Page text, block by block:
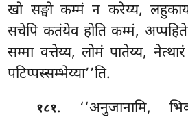
खो सङ्घो कम्मं न करेय्य, लहुकाय
सचेपि कतंयेव होति कम्मं,
सम्मा वत्तेय्य, लोमं पातेय्य,
पटिप्पस्सम्भेय्या’’ति.
१८१. ‘‘अनुजानामि,